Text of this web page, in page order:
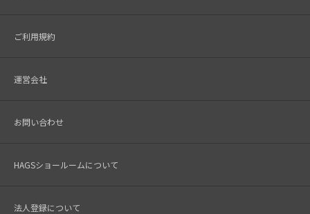
ご利用規約
運営会社
お問い合わせ
HAGSショールームについて
法人登録について